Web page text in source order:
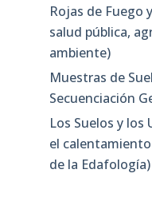
Rojas de Fuego
salud pública,
ambiente)
Muestras de
Secuenciación
Los Suelos y los
el
de la Edafología)